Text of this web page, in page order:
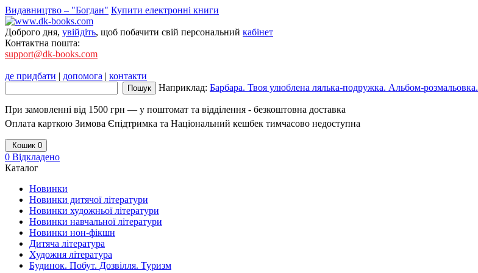
Видавництво – "Богдан" Купити електронні книги
Доброго дня, увійдіть, щоб побачити свій персональний кабінет
Контактна пошта:
support@dk-books.com
де придбати | допомога | контакти
Наприклад: Барбара. Твоя улюблена лялька-подружка. Альбом-розмальовка.
При замовленні від 1500 грн — у поштомат та відділення - безкоштовна доставка
Оплата карткою Зимова Єпідтримка та Національний кешбек тимчасово недоступна
Кошик 0
0 Відкладено
Каталог
Новинки
Новинки дитячої літератури
Новинки художньої літератури
Новинки навчальної літератури
Новинки нон-фікшн
Дитяча література
Художня література
Будинок. Побут. Дозвілля. Туризм